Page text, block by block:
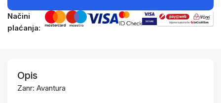
Načini
plaćanja:
Opis
Zanr: Avantura